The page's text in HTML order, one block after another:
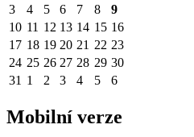
3
4 5 6 7 8
9
10 11 12 13 14 15 16
17 18 19 20 21 22 23
24 25 26 27 28 29 30
31 1 2 3 4 5 6
Mobilní verze